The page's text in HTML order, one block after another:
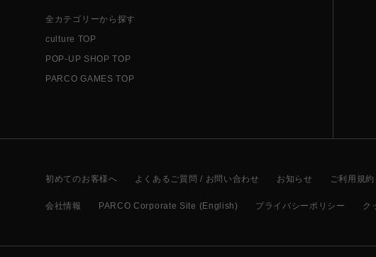
全カテゴリーから探す
culture TOP
POP-UP SHOP TOP
PARCO GAMES TOP
初めてのお客様へ よくあるご質問 / お問い合わせ お知らせ ご利用規約
会社情報 PARCO Corporate Site (English) プライバシーポリシー ク